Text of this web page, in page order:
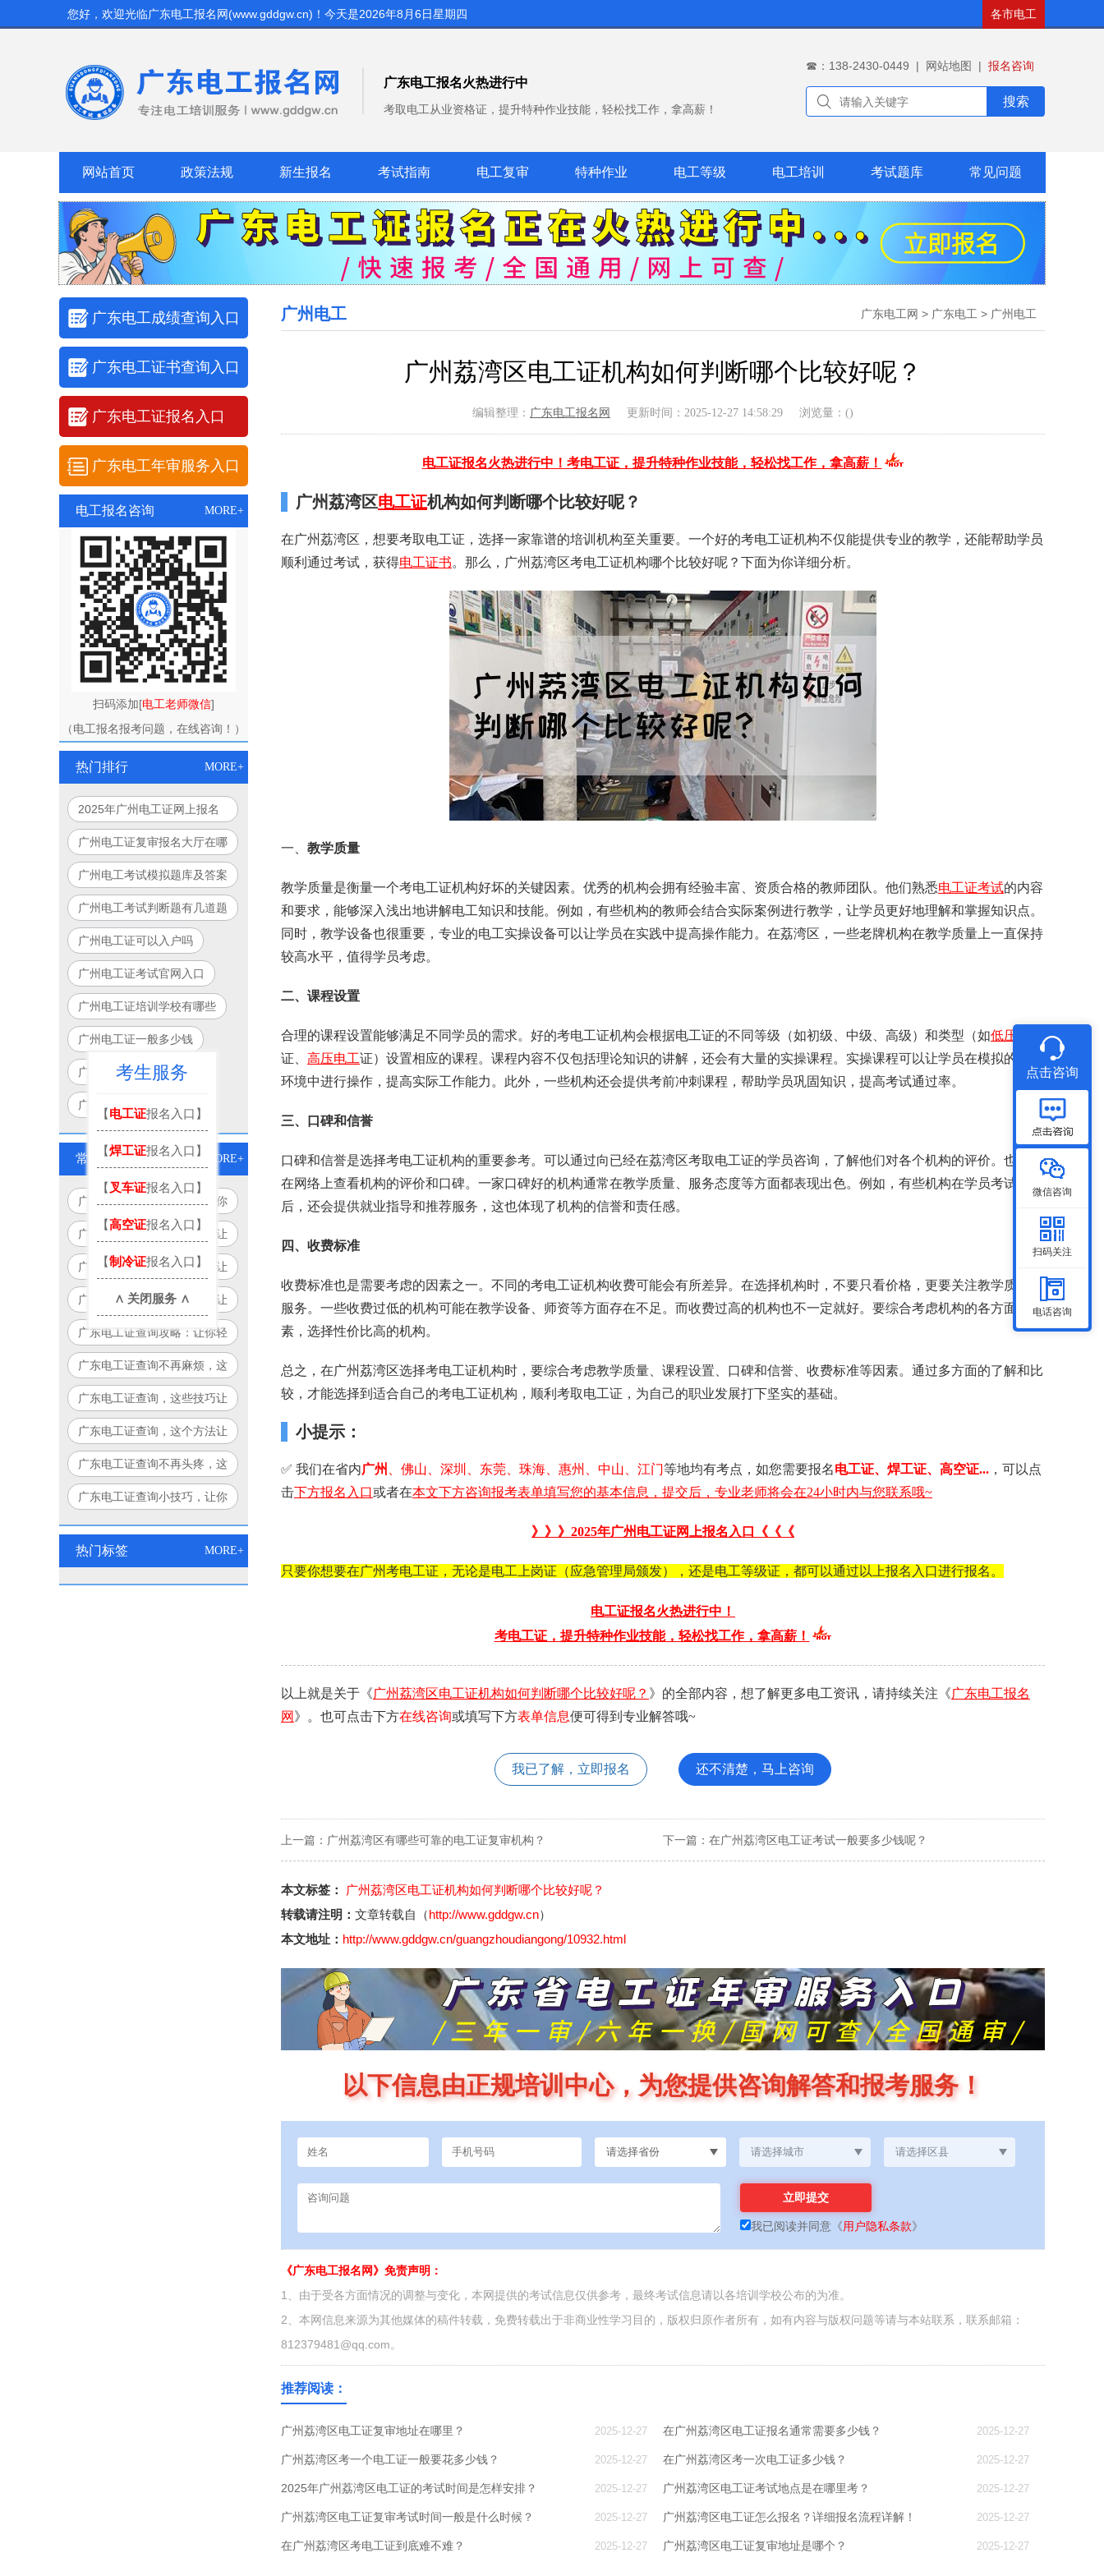
您好，欢迎光临广东电工报名网(www.gddgw.cn) ！今天是2026年8月6日星期四 各市电工
广东电工报名火热进行中
考取电工从业资格证，提升特种作业技能，轻松找工作，拿高薪！
☎：138-2430-0449 | 网站地图 | 报名咨询
搜索
网站首页 政策法规 新生报名 考试指南 电工复审 特种作业 电工等级 电工培训 考试题库 常见问题
广东电工成绩查询入口
广东电工证书查询入口
广东电工证报名入口
广东电工年审服务入口
电工报名咨询 MORE+
扫码添加[电工老师微信]
（电工报名报考问题，在线咨询！）
热门排行 MORE+
2025年广州电工证网上报名
入口官网指南
广州电工证复审报名大厅在哪
里
广州电工考试模拟题库及答案
广州电工考试判断题有几道题
广州电工证可以入户吗
广州电工证考试官网入口
广州电工证培训学校有哪些
广州电工证一般多少钱
广州电工证报考
广州电工考试地点
常见问题 MORE+
广东电工证查询全攻略，让你
查询更轻松！
广东电工证查询，这些技巧让
你轻松搞定！
广东电工证查询，这个方法让
你告别繁琐流程！
广东电工证查询必备指南，让
你少走弯路！
广东电工证查询攻略：让你轻
松搞定，永不迷路！
广东电工证查询不再麻烦，这
个方法让你省时又省力！
广东电工证查询，这些技巧让
你事半功倍！
广东电工证查询，这个方法让
你告别繁琐！
广东电工证查询不再头疼，这
个方法让你豁然开朗！
广东电工证查询小技巧，让你
热门标签 MORE+
广东电工网 > 广东电工 > 广州电工
广州电工
广州荔湾区电工证机构如何判断哪个比较好呢？
编辑整理： 广东电工报名网 更新时间：2025-12-27 14:58:29 浏览量：()
电工证报名火热进行中！考电工证，提升特种作业技能，轻松找工作，拿高薪！
广州荔湾区电工证机构如何判断哪个比较好呢？
在广州荔湾区，想要考取电工证，选择一家靠谱的培训机构至关重要。一个好的考电工证机构不仅能提供专业的教学，还能帮助学员
顺利通过考试，获得电工证书。那么，广州荔湾区考电工证机构哪个比较好呢？下面为你详细分析。
一、 教学质量
教学质量是衡量一个考电工证机构好坏的关键因素。优秀的机构会拥有经验丰富、资质合格的教师团队。他们熟悉电工证考试的内容
和要求，能够深入浅出地讲解电工知识和技能。例如，有些机构的教师会结合实际案例进行教学，让学员更好地理解和掌握知识点。
同时，教学设备也很重要，专业的电工实操设备可以让学员在实践中提高操作能力。在荔湾区，一些老牌机构在教学质量上一直保持
较高水平，值得学员考虑。
二、课程设置
合理的课程设置能够满足不同学员的需求。好的考电工证机构会根据电工证的不同等级（如初级、中级、高级）和类型（如低压电工
证、 高压电工证）设置相应的课程。课程内容不仅包括理论知识的讲解，还会有大量的实操课程。实操课程可以让学员在模拟的工作
环境中进行操作，提高实际工作能力。此外，一些机构还会提供考前冲刺课程，帮助学员巩固知识，提高考试通过率。
三、口碑和信誉
口碑和信誉是选择考电工证机构的重要参考。可以通过向已经在荔湾区考取电工证的学员咨询，了解他们对各个机构的评价。也可以
在网络上查看机构的评价和口碑。一家口碑好的机构通常在教学质量、服务态度等方面都表现出色。例如，有些机构在学员考试通过
后，还会提供就业指导和推荐服务，这也体现了机构的信誉和责任感。
四、收费标准
收费标准也是需要考虑的因素之一。不同的考电工证机构收费可能会有所差异。在选择机构时，不要只看价格，更要关注教学质量和
服务。一些收费过低的机构可能在教学设备、师资等方面存在不足。而收费过高的机构也不一定就好。要综合考虑机构的各方面因
素，选择性价比高的机构。
总之，在广州荔湾区选择考电工证机构时，要综合考虑教学质量、课程设置、口碑和信誉、收费标准等因素。通过多方面的了解和比
较，才能选择到适合自己的考电工证机构，顺利考取电工证，为自己的职业发展打下坚实的基础。
小提示：
✅ 我们在省内广州 、佛山、深圳、东莞、珠海、惠州、中山、江门等地均有考点，如您需要 报名电工证 、 焊工证 、 高空证... ，可以点
击下方报名入口或者在本文下方咨询报考表单填写您的基本信息，提交后，专业老师将会在24小时内与您联系哦~
》》》2025年广州电工证网上报名入口《《《
只要你想要在广州考电工证，无论是电工上岗证（应急管理局颁发），还是电工等级证，都可以通过以上报名入口进行报名。
电工证报名火热进行中！
考电工证，提升特种作业技能，轻松找工作，拿高薪！
以上就是关于《广州荔湾区电工证机构如何判断哪个比较好呢？ 》的全部内容，想了解更多电工资讯，请持续关注《广东电工报名
网 》。也可点击下方在线咨询或填写下方表单信息便可得到专业解答哦~
我已了解，立即报名 还不清楚，马上咨询
上一篇： 广州荔湾区有哪些可靠的电工证复审机构？ 下一篇： 在广州荔湾区电工证考试一般要多少钱呢？
本文标签：
广州荔湾区电工证机构如何判断哪个比较好呢？
转载请注明： 文章转载自（http://www.gddgw.cn）
本文地址： http://www.gddgw.cn/guangzhoudiangong/10932.html
以下信息由正规培训中心，为您提供咨询解答和报考服务！
我已阅读并同意 《用户隐私条款》
《广东电工报名网》免责声明：
1、由于受各方面情况的调整与变化，本网提供的考试信息仅供参考，最终考试信息请以各培训学校公布的为准。
2、本网信息来源为其他媒体的稿件转载，免费转载出于非商业性学习目的，版权归原作者所有，如有内容与版权问题等请与本站联系，联系邮箱：
812379481@qq.com。
推荐阅读：
广州荔湾区电工证复审地址在哪里？ 2025-12-27 在广州荔湾区电工证报名通常需要多少钱？ 2025-12-27
广州荔湾区考一个电工证一般要花多少钱？ 2025-12-27 在广州荔湾区考一次电工证多少钱？ 2025-12-27
2025年广州荔湾区电工证的考试时间是怎样安排？ 2025-12-27 广州荔湾区电工证考试地点是在哪里考？ 2025-12-27
广州荔湾区电工证复审考试时间一般是什么时候？ 2025-12-27 广州荔湾区电工证怎么报名？详细报名流程详解！ 2025-12-27
在广州荔湾区考电工证到底难不难？ 2025-12-27 ​广州荔湾区电工证复审地址是哪个？ 2025-12-27
考生服务
【电工证报名入口】
【焊工证报名入口】
【 叉车证报名入口】
【高空证报名入口】
【制冷证报名入口】
∧ 关闭服务 ∧
点击咨询
微信咨询
扫码关注
电话咨询